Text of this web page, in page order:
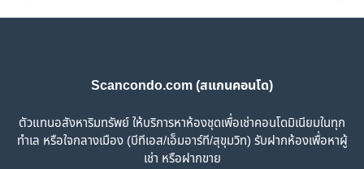
Scancondo.com (สแกนคอนโด)
ตัวแทนอสังหาริมทรัพย์ ให้บริการหาห้องชุดเพื่อเช่าคอนโดมิเนียมในทุก
ทำเล หรือใจกลางเมือง (บีทีเอส/เอ็มอาร์ที/สุขุมวิท) รับฝากห้องเพื่อหาผู้
เช่า หรือฝากขาย